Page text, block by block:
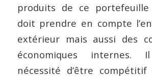
produits de ce
doit prendre en compte
extérieur mais aussi des
économiques
nécessité d’être